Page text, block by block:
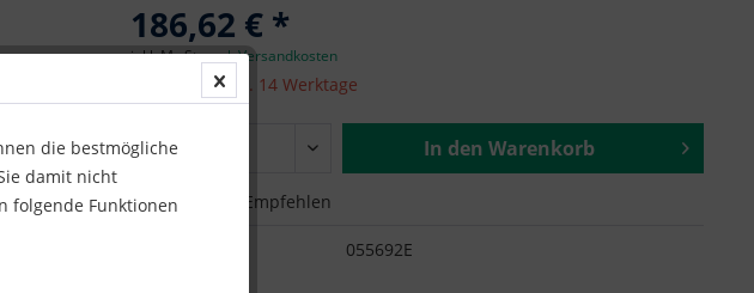
186,62 € *
inkl. MwSt.zzgl. Versandkosten
Lieferzeit ca. 14 Werktage
In den Warenkorb
Merken Empfehlen
055692E
die bestmögliche
damit nicht
folgende Funktionen